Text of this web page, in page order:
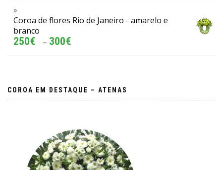
Coroa de flores Rio de Janeiro - amarelo e
branco
250€ – 300€
COROA EM DESTAQUE – ATENAS